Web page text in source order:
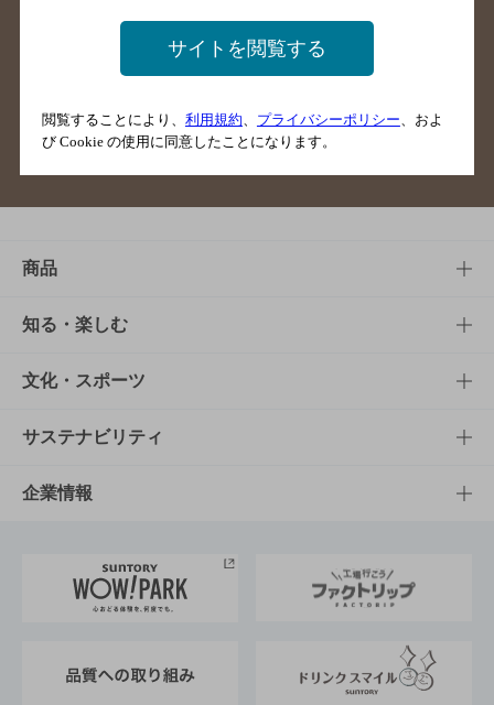
商品
商品TOP
商品一覧
商品発売情報
栄養成分一覧
知る・楽しむ
知る・楽しむTOP
キャンペーン
工場見学
地域情報
文化・スポーツ
文化・スポーツTOP
サントリーホール
サントリーサンバーズ大阪
サステナビリティ
サステナビリティTOP
サントリーが考えるサステナビリティ経営
企業情報
企業概要
サイトを閲覧する
閲覧することにより、 利用規約、 プライバシーポリシー、およ
び Cookie の使用に同意したことになります。